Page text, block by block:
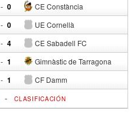
- CE Constància
0
- UE Cornellà
0
- CE Sabadell FC
4
- Gimnàstic de Tarragona
1
- CF Damm
1
-CLASIFICACIÓN